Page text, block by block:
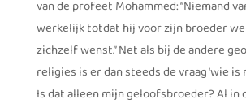
van de profeet Mohammed: “Niemand
werkelijk totdat hij voor zijn broeder
zichzelf wenst.” Net als bij de andere
religies is er dan steeds de vraag ‘wie is
Is dat alleen mijn geloofsbroeder? Al in